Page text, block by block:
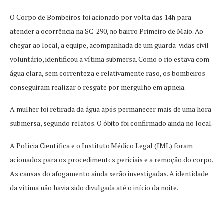
O Corpo de Bombeiros foi acionado por volta das 14h para
atender a ocorrência na SC-290, no bairro Primeiro de Maio. Ao
chegar ao local, a equipe, acompanhada de um guarda-vidas civil
voluntário, identificou a vítima submersa. Como o rio estava com
água clara, sem correnteza e relativamente raso, os bombeiros
conseguiram realizar o resgate por mergulho em apneia.
A mulher foi retirada da água após permanecer mais de uma hora
submersa, segundo relatos. O óbito foi confirmado ainda no local.
A Polícia Científica e o Instituto Médico Legal (IML) foram
acionados para os procedimentos periciais e a remoção do corpo.
As causas do afogamento ainda serão investigadas. A identidade
da vítima não havia sido divulgada até o início da noite.